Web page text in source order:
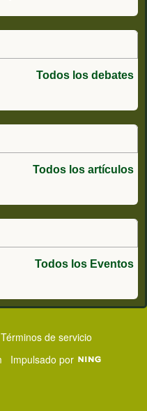
Todos los debates
Todos los artículos
Todos los Eventos
Términos de servicio
Impulsado por